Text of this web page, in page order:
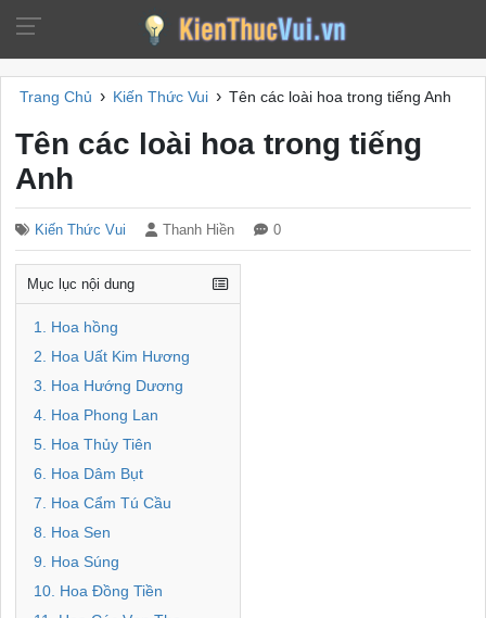
Trang Chủ › Kiến Thức Vui › Tên các loài hoa trong tiếng Anh
Tên các loài hoa trong tiếng
Anh
Kiến Thức Vui Thanh Hiền 0
Mục lục nội dung
1. Hoa hồng
2. Hoa Uất Kim Hương
3. Hoa Hướng Dương
4. Hoa Phong Lan
5. Hoa Thủy Tiên
6. Hoa Dâm Bụt
7. Hoa Cẩm Tú Cầu
8. Hoa Sen
9. Hoa Súng
10. Hoa Đồng Tiền